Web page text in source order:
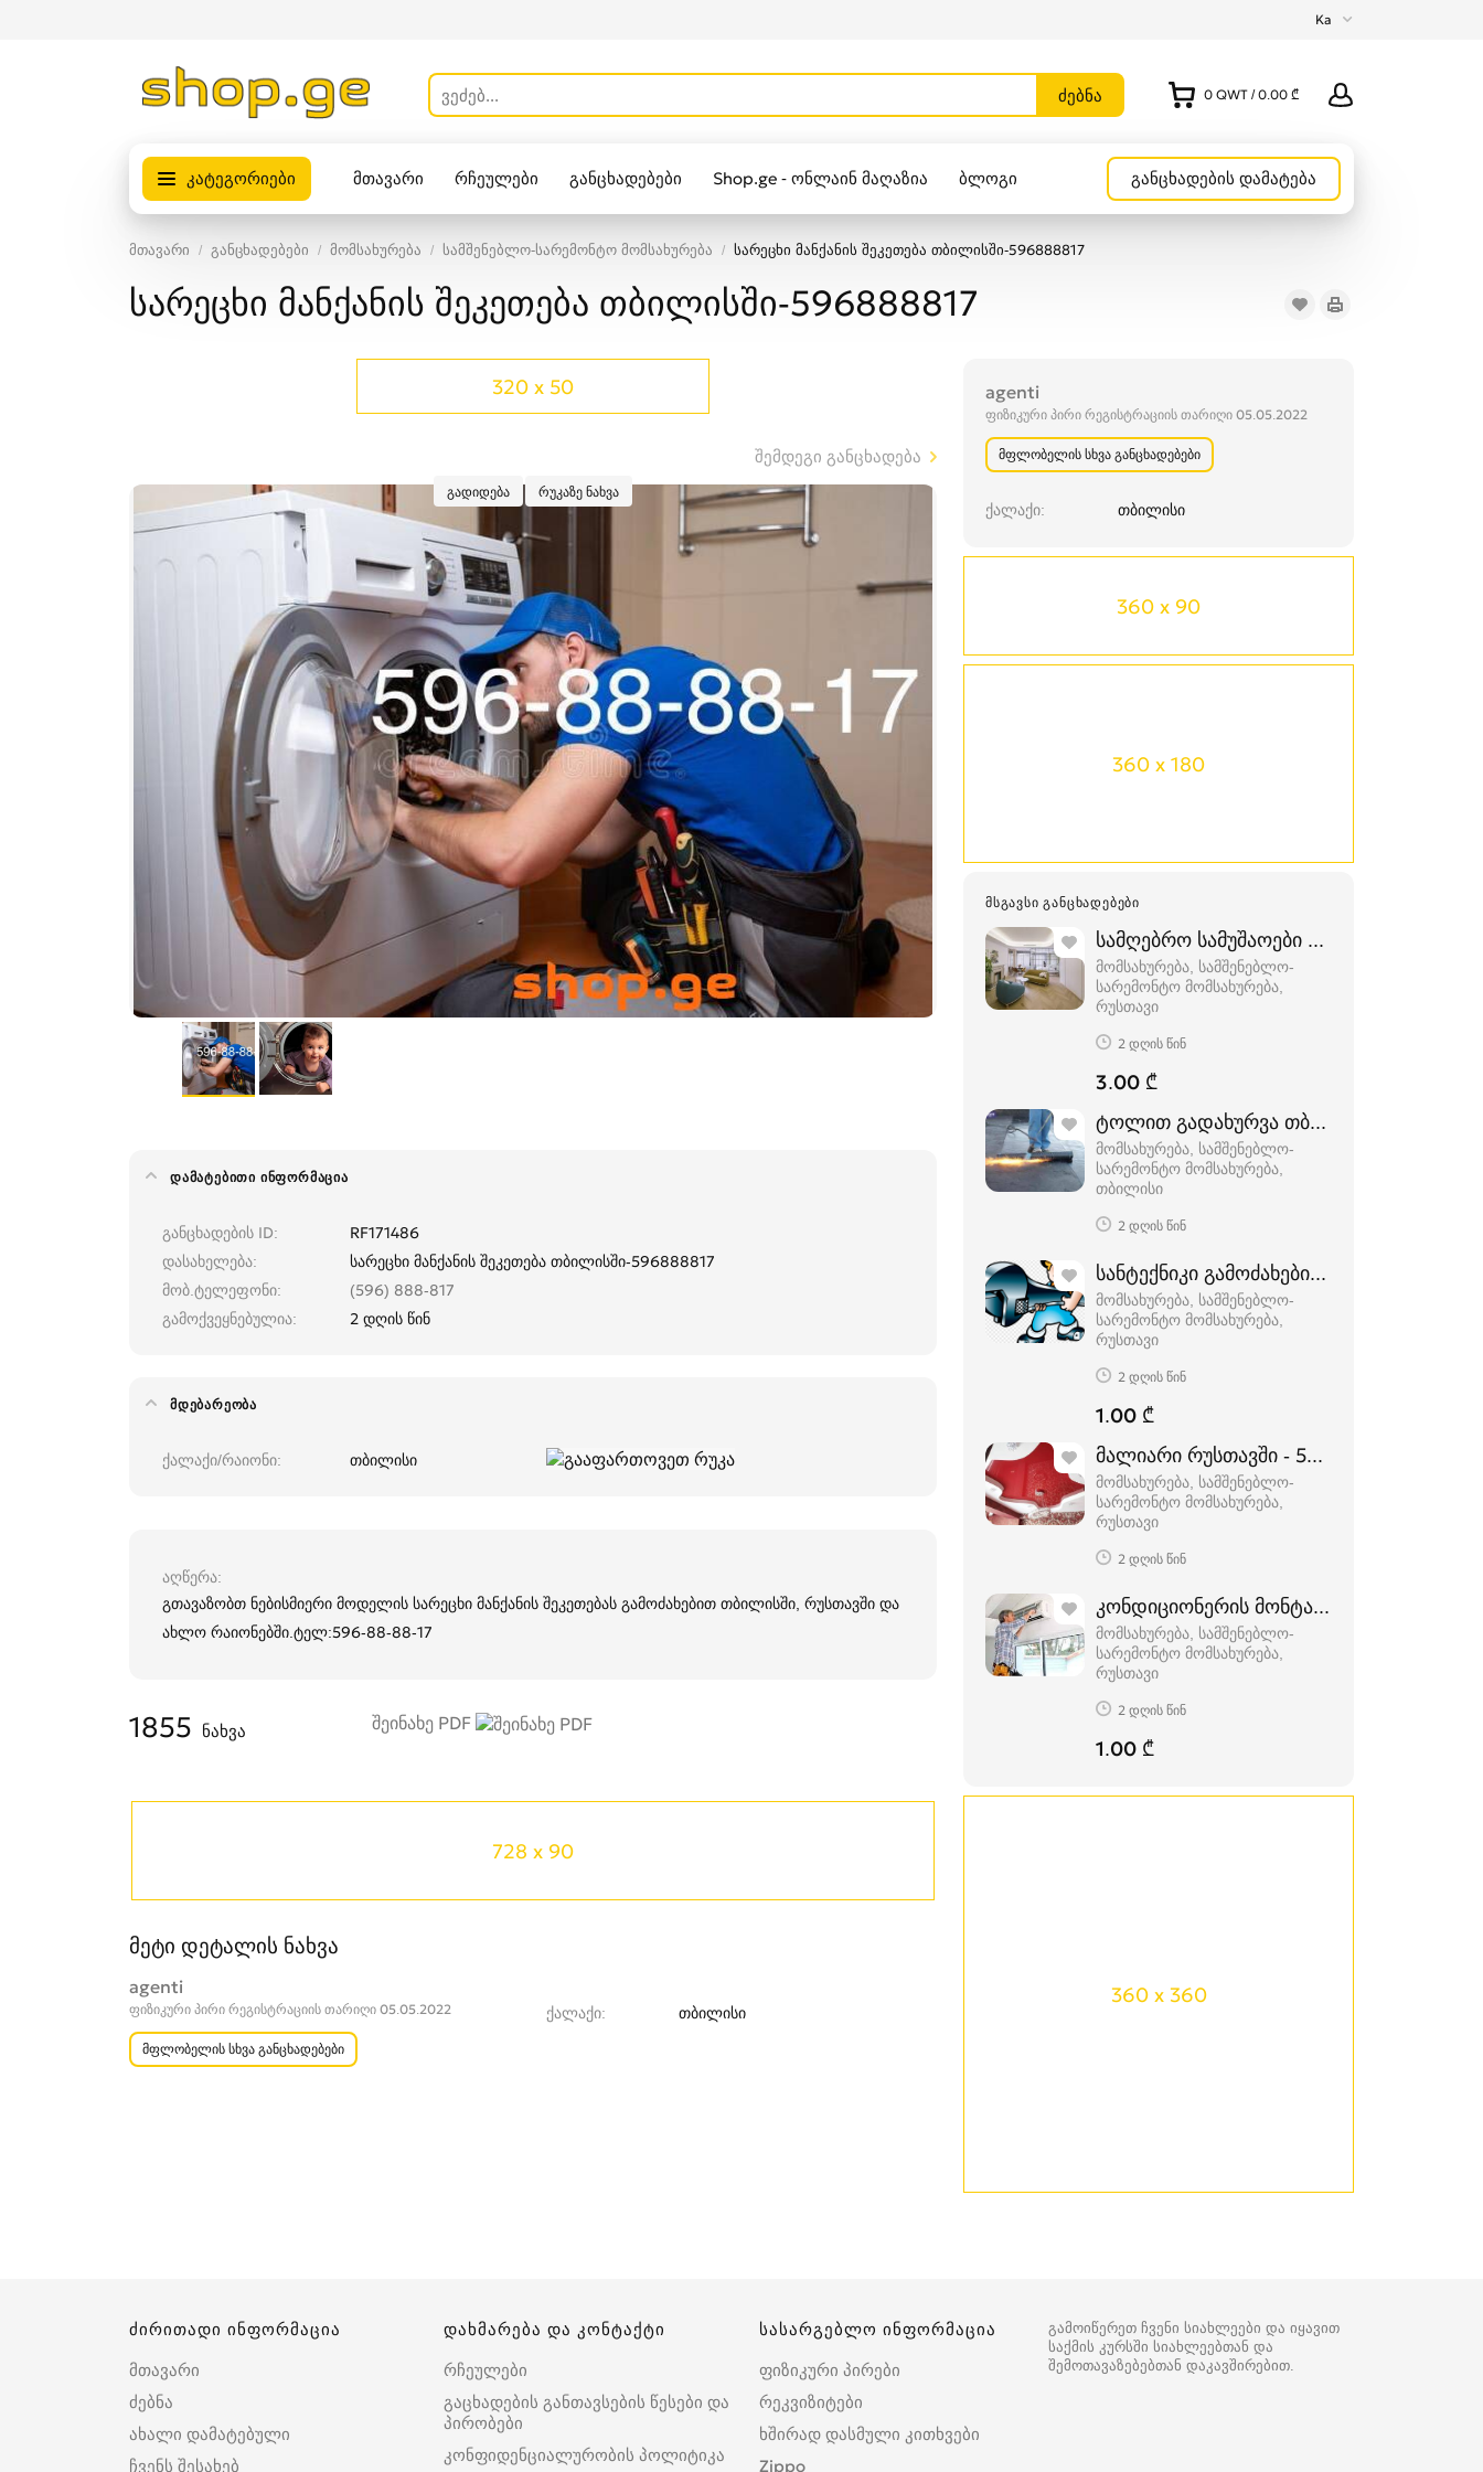
Ka
0 QWT / 0.00 ₾
კატეგორიები მთავარი რჩეულები განცხადებები Shop.ge - ონლაინ მაღაზია ბლოგი განცხადების დამატება
მთავარი განცხადებები მომსახურება სამშენებლო-სარემონტო მომსახურება სარეცხი მანქანის შეკეთება თბილისში-596888817
სარეცხი მანქანის შეკეთება თბილისში-596888817
agenti
ფიზიკური პირი რეგისტრაციის თარიღი 05.05.2022
მფლობელის სხვა განცხადებები
ქალაქი თბილისი
360 x 90
360 x 180
ᲛᲡᲒᲐᲕᲡᲘ ᲒᲐᲜᲪᲮᲐᲓᲔᲑᲔᲑᲘ
სამღებრო სამუშაოები რუსთავში-
მომსახურება, სამშენებლო-
სარემონტო მომსახურება
რუსთავი
2 დღის წინ
3.00 ₾
ტოლით გადახურვა თბილისში -
მომსახურება, სამშენებლო-
სარემონტო მომსახურება
თბილისი
2 დღის წინ
სანტექნიკი გამოძახებით რუსთავში -
მომსახურება, სამშენებლო-
სარემონტო მომსახურება
რუსთავი
2 დღის წინ
1.00 ₾
მალიარი რუსთავში - 596888817
მომსახურება, სამშენებლო-
სარემონტო მომსახურება
რუსთავი
2 დღის წინ
კონდიციონერის მონტაჟი შეკეთება
მომსახურება, სამშენებლო-
სარემონტო მომსახურება
რუსთავი
2 დღის წინ
1.00 ₾
360 x 360
320 x 50
შემდეგი განცხადება
გადიდება რუკაზე ნახვა
ᲓᲐᲛᲐᲢᲔᲑᲘᲗᲘ ᲘᲜᲤᲝᲠᲛᲐᲪᲘᲐ
განცხადების ID
RF171486
დასახელება
სარეცხი მანქანის შეკეთება თბილისში-596888817
მობ.ტელეფონი
(596) 888-817
გამოქვეყნებულია
2 დღის წინ
ᲛᲓᲔᲑᲐᲠᲔᲝᲑᲐ
ქალაქი/რაიონი თბილისი
აღწერა
გთავაზობთ ნებისმიერი მოდელის სარეცხი მანქანის შეკეთებას გამოძახებით თბილისში, რუსთავში და
ახლო რაიონებში.ტელ:596-88-88-17
შეინახე PDF
1855 ნახვა
728 x 90
მეტი დეტალის ნახვა
agenti
ფიზიკური პირი რეგისტრაციის თარიღი 05.05.2022
მფლობელის სხვა განცხადებები
ქალაქი თბილისი
გამოიწერეთ ჩვენი სიახლეები და იყავით
საქმის კურსში სიახლეებთან და
შემოთავაზებებთან დაკავშირებით.
ძირითადი ინფორმაცია
მთავარი
ძებნა
ახალი დამატებული
ჩვენს შესახებ
დახმარება და კონტაქტი
რჩეულები
გაცხადების განთავსების წესები და
პირობები
კონფიდენციალურობის პოლიტიკა
სასარგებლო ინფორმაცია
ფიზიკური პირები
რეკვიზიტები
ხშირად დასმული კითხვები
Zippo